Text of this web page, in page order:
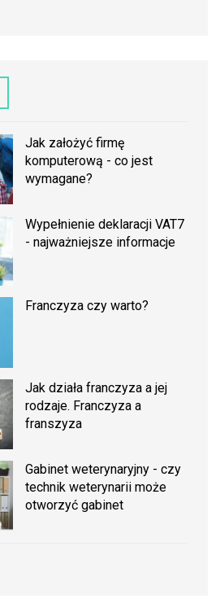
Jak założyć firmę
komputerową - co jest
wymagane?
Wypełnienie deklaracji VAT7
- najważniejsze informacje
Franczyza czy warto?
Jak działa franczyza a jej
rodzaje. Franczyza a
franszyza
Gabinet weterynaryjny - czy
technik weterynarii może
otworzyć gabinet